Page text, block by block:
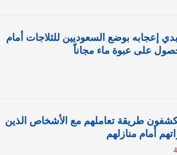
إعجابه بوضع السعوديين للثلاجات أمام
على عبوة ماء مجاناً
طريقة تعاملهم مع الأشخاص الذين
أمام منازلهم